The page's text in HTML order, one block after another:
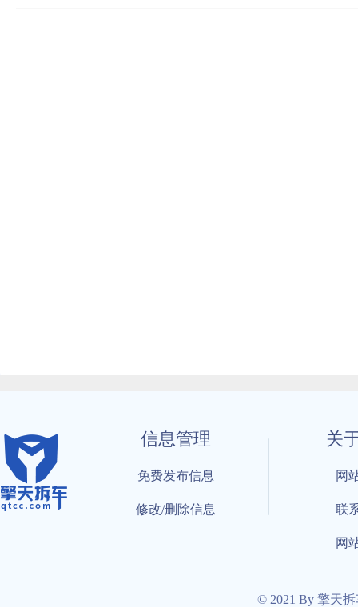
信息管理
免费发布信息
修改/删除信息
关
网
联
网
© 2021 By 擎天